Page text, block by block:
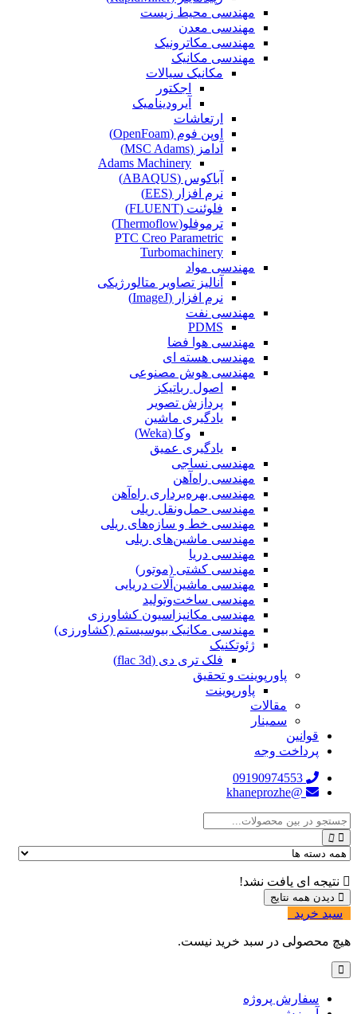
مهندسی محیط زیست
مهندسی معدن
مهندسی مکاترونیک
مهندسی مکانیک
مکانیک سیالات
اجکتور
آیرودینامیک
ارتعاشات
اوپن فوم (OpenFoam)
آدامز (MSC Adams)
Adams Machinery
آباکوس (ABAQUS)
نرم افزار (EES)
فلوئنت (FLUENT)
ترموفلو(Thermoflow)
PTC Creo Parametric
Turbomachinery
مهندسی مواد
آنالیز تصاویر متالورژیکی
نرم افزار (ImageJ)
مهندسی نفت
PDMS
مهندسی هوا فضا
مهندسی هسته ای
مهندسی هوش مصنوعی
اصول رباتیکز
پردازش تصویر
یادگیری ماشین
وکا (Weka)
یادگیری عمیق
مهندسی نساجی
مهندسی راه‌آهن
مهندسی بهره‌برداری راه‌آهن
مهندسی حمل‌ونقل ریلی
مهندسی خط و سازه‌های ریلی
مهندسی ماشین‌های ریلی
مهندسی دریا
مهندسی کشتی (موتور)
مهندسی ماشین‌آلات دریایی
مهندسی ساخت‌وتولید
مهندسی مکانیزاسیون کشاورزی
مهندسی مکانیک بیوسیستم (کشاورزی)
ژئوتکنیک
فلک تری دی (flac 3d)
پاورپوینت و تحقیق
پاورپوینت
مقالات
سمینار
قوانین
پرداخت وجه
09190974553
@khaneprozhe
نتیجه ای یافت نشد!
سبد خرید
هیچ محصولی در سبد خرید نیست.
سفارش پروژه